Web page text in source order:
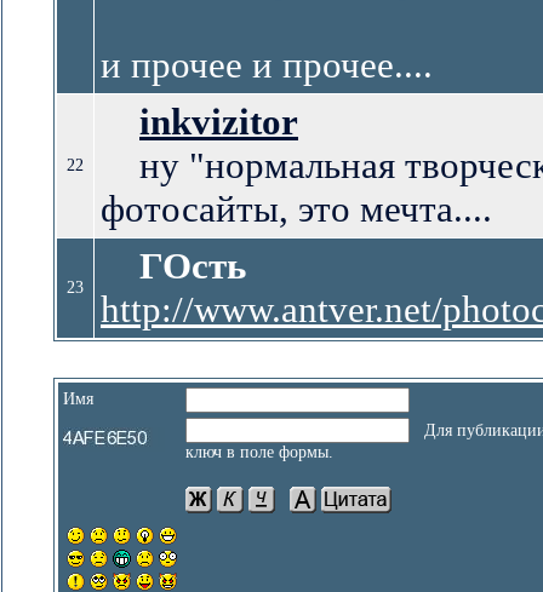
и прочее и прочее....
22
inkvizitor
ну "нормальная
фотосайты, это мечта....
23
ГОсть
http://www.antver.net/
Имя
Для публикации
ключ в поле формы.